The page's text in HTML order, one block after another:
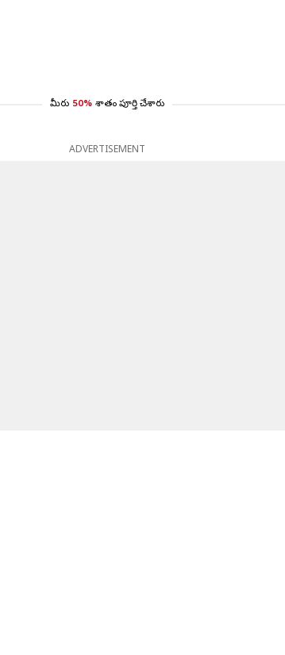
మీరు 50% శాతం పూర్తి చేశారు
ADVERTISEMENT